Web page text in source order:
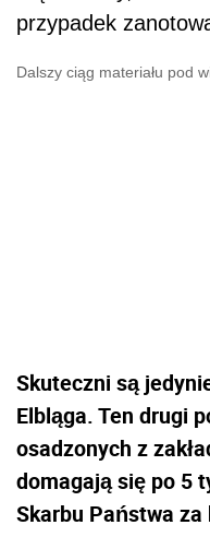
przypadek
Dalszy ciąg materiału pod
Skuteczni są
Elbląga. Ten drugi
osadzonych z
domagają się po 5
Skarbu Państwa